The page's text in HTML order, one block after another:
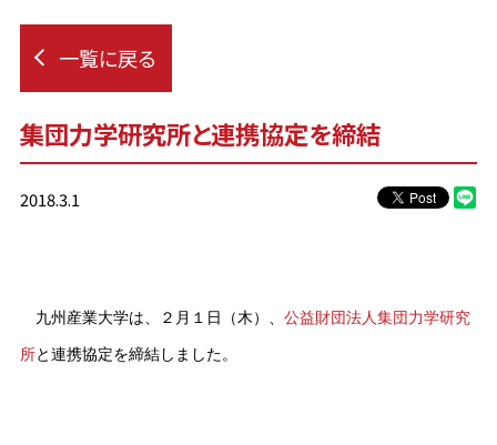
一覧に戻る
集団力学研究所と連携協定を締結
2018.3.1
九州産業大学は、２月１日（木）、 公益財団法人集団力学研究
所と連携協定を締結しました。